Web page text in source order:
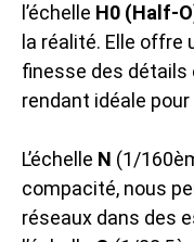
l’échelle H0 (Half-
la réalité. Elle offre
finesse des détails
rendant idéale
L’échelle N (1/
compacité, nous
réseaux dans des